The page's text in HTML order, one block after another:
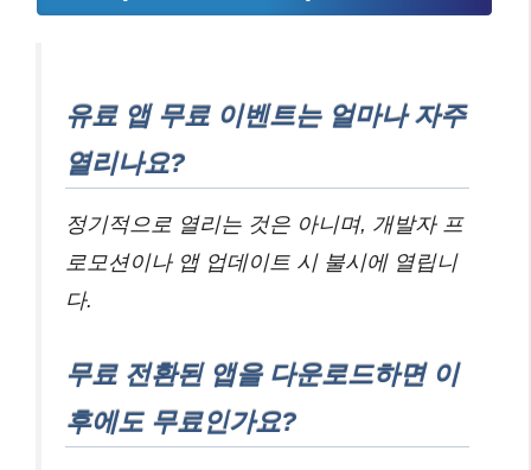
유료 앱 무료 이벤트는 얼마나 자주
열리나요?
정기적으로 열리는 것은 아니며, 개발자 프
로모션이나 앱 업데이트 시 불시에 열립니
다.
무료 전환된 앱을 다운로드하면 이
후에도 무료인가요?